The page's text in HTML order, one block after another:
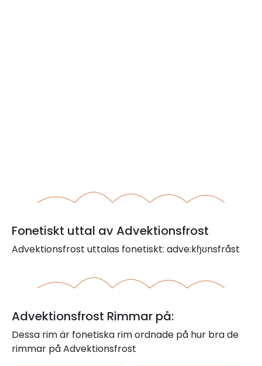
Fonetiskt uttal av Advektionsfrost
Advektionsfrost uttalas fonetiskt: adve:kɧʊnsfråst
Advektionsfrost Rimmar på:
Dessa rim är fonetiska rim ordnade på hur bra de
rimmar på Advektionsfrost